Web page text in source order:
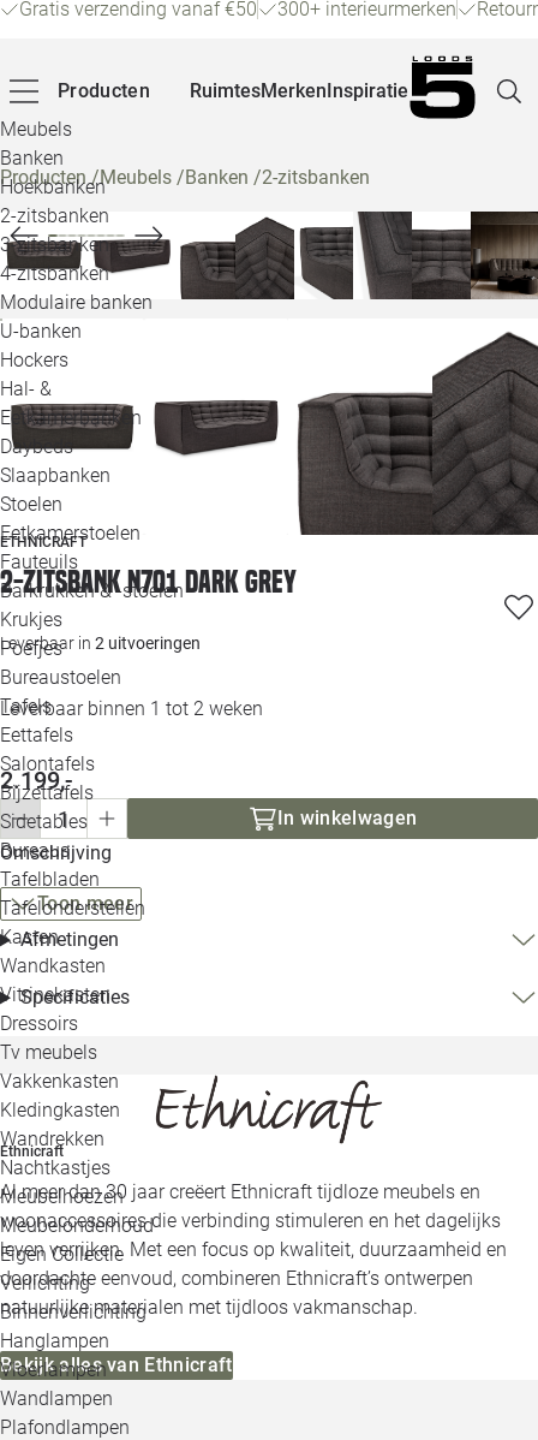
Gratis verzending vanaf €50 300+ interieurmerken
Producten
Meubels
Banken
Hoekbanken
2-zitsbanken
3-zitsbanken
4-zitsbanken
Modulaire banken
U-banken
Hockers
Hal- &
Eetkamerbanken
Daybeds
Slaapbanken
Stoelen
Eetkamerstoelen
Fauteuils
Barkrukken & -stoelen
Krukjes
Poefjes
Bureaustoelen
Tafels
Eettafels
Salontafels
Bijzettafels
Sidetables
Bureaus
Tafelbladen
Tafelonderstellen
Kasten
Wandkasten
Vitrinekasten
Dressoirs
Tv meubels
Vakkenkasten
Kledingkasten
Wandrekken
Nachtkastjes
Meubelhoezen
Meubelonderhoud
Eigen Collectie
Verlichting
Binnenverlichting
Hanglampen
Vloerlampen
Wandlampen
Plafondlampen
RuimtesMerkenInspiratie
Producten/Meubels /Banken /2-zitsbanken
ETHNICRAFT
2-zitsbank N701 dark grey
Leverbaar in 2 uitvoeringen
Leverbaar binnen 1 tot 2 weken
2.199,-
In winkelwagen
Omschrijving
Toon meer
Afmetingen
Specificaties
Ethnicraft
Al meer dan 30 jaar creëert Ethnicraft tijdloze meubels en
woonaccessoires die verbinding stimuleren en het dagelijks
leven verrijken. Met een focus op kwaliteit, duurzaamheid en
doordachte eenvoud, combineren Ethnicraft’s ontwerpen
natuurlijke materialen met tijdloos vakmanschap.
Bekijk alles van Ethnicraft